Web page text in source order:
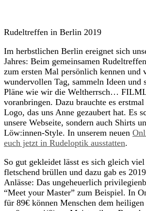
Rudeltreffen in Berlin 2019
Im herbstlichen Berlin ereignet sich
Jahres: Beim gemeinsamen
zum ersten Mal persönlich kennen und
wundervollen Tag, sammeln Ideen und
Pläne wie wir die Weltherrsch…
voranbringen. Dazu brauchte es erstmal
Logo, das uns Anne gezaubert hat. Es
unsere Webseite, sondern auch Shirts
Löw:innen-Style. In unserem neuen
euch jetzt in Rudeloptik ausstatten.
So gut gekleidet lässt es sich gleich viel
fletschend brüllen und dazu gab es
Anlässe: Das ungeheuerlich
“Meet your Master” zum Beispiel. In
für 89€ können Menschen dem heiligen